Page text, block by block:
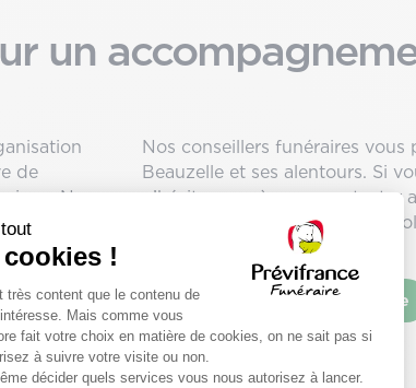
un
de
Nos
du
et
Nos conseillers funéraires
Beauzelle et ses alentours. Si
n’hésitez pas à nous contacter
cérémonie qui respectera les
Prendre rendez-vous en agence